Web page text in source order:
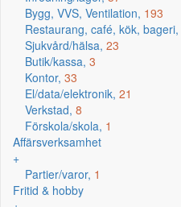
Bygg, VVS, Ventilation, 193
Restaurang, café, kök, bageri,
Sjukvård/hälsa, 23
Butik/kassa, 3
Kontor, 33
El/data/elektronik, 21
Verkstad, 8
Förskola/skola, 1
Affärsverksamhet
+
Partier/varor, 1
Fritid & hobby